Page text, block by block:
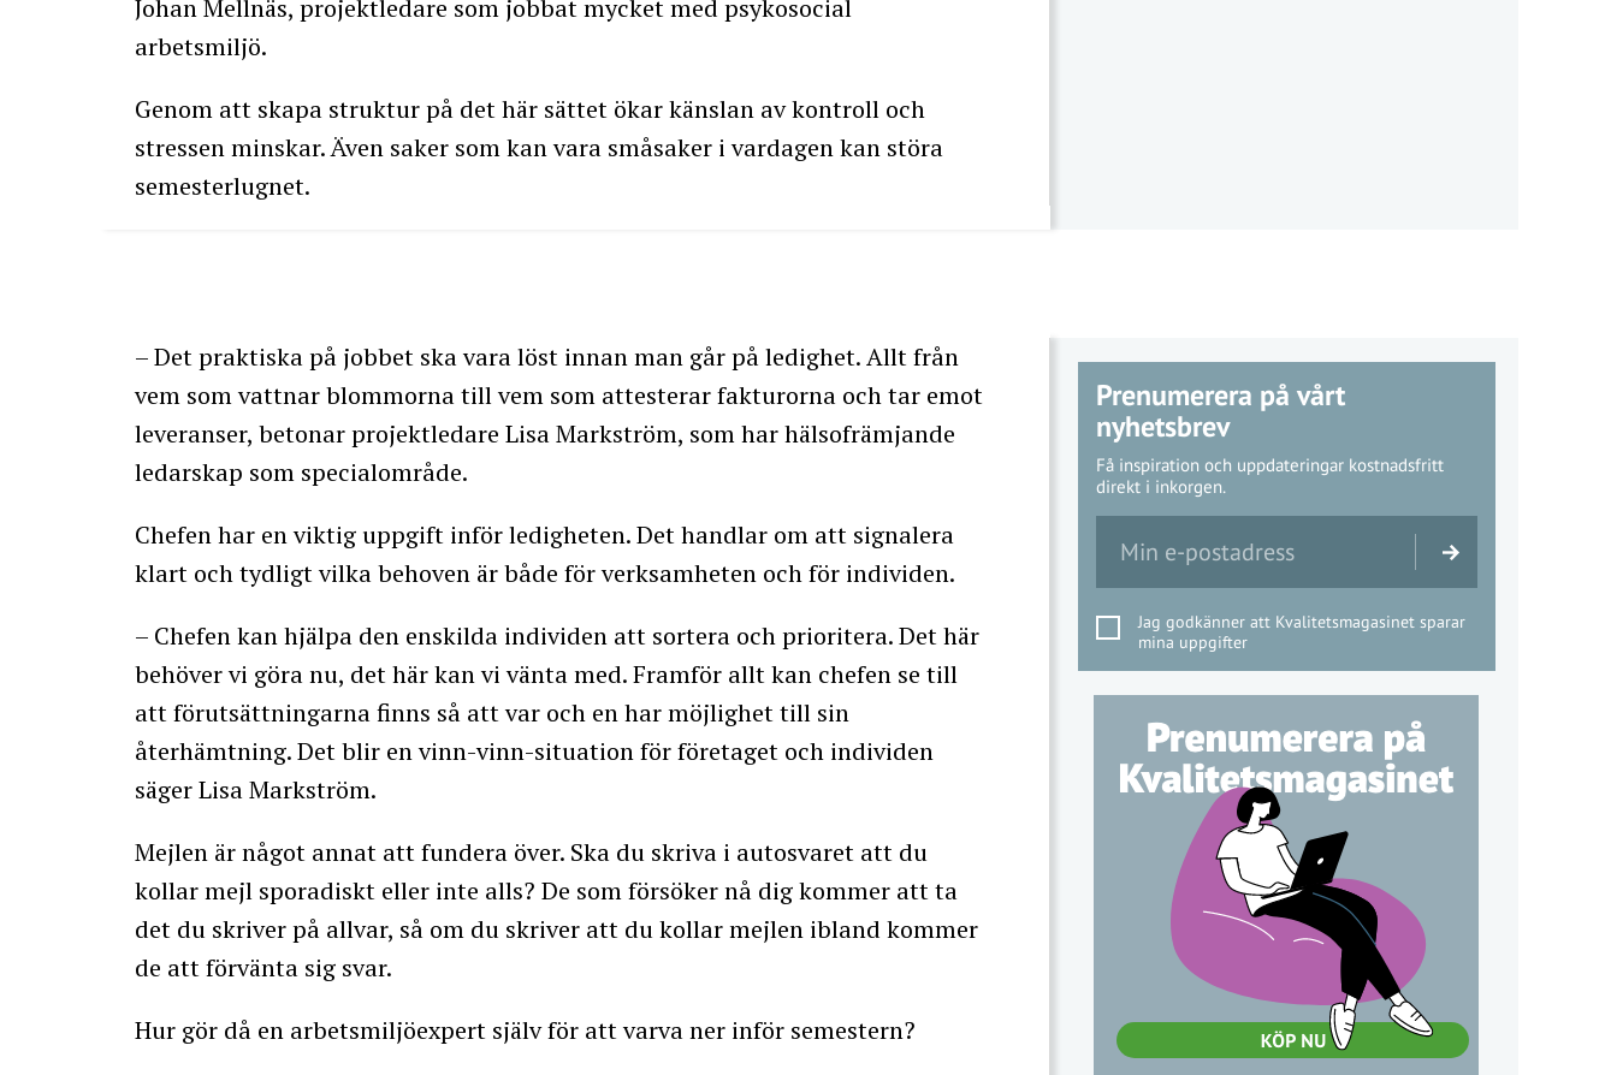
Johan Mellnäs, projektledare som jobbat mycket med psykosocial
arbetsmiljö.
Genom att skapa struktur på det här sättet ökar känslan av kontroll och
stressen minskar. Även saker som kan vara småsaker i vardagen kan störa
semesterlugnet.
– Det praktiska på jobbet ska vara löst innan man går på ledighet. Allt från
vem som vattnar blommorna till vem som attesterar fakturorna och tar emot
leveranser, betonar projektledare Lisa Markström, som har hälsofrämjande
ledarskap som specialområde.
Chefen har en viktig uppgift inför ledigheten. Det handlar om att signalera
klart och tydligt vilka behoven är både för verksamheten och för individen.
– Chefen kan hjälpa den enskilda individen att sortera och prioritera. Det här
behöver vi göra nu, det här kan vi vänta med. Framför allt kan chefen se till
att förutsättningarna finns så att var och en har möjlighet till sin
återhämtning. Det blir en vinn-vinn-situation för företaget och individen
säger Lisa Markström.
Mejlen är något annat att fundera över. Ska du skriva i autosvaret att du
kollar mejl sporadiskt eller inte alls? De som försöker nå dig kommer att ta
det du skriver på allvar, så om du skriver att du kollar mejlen ibland kommer
de att förvänta sig svar.
Hur gör då en arbetsmiljöexpert själv för att varva ner inför semestern?
Prenumerera på vårt
nyhetsbrev
Få inspiration och uppdateringar kostnadsfritt
direkt i inkorgen.
Jag godkänner att Kvalitetsmagasinet sparar
mina uppgifter